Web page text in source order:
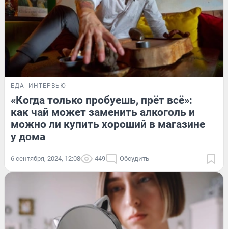
ЕДА ИНТЕРВЬЮ
«Когда только пробуешь, прёт всё»:
как чай может заменить алкоголь и
можно ли купить хороший в магазине
у дома
6 сентября, 2024, 12:08 449 Обсудить